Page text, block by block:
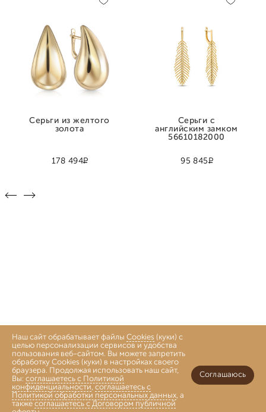
178 494Р
Серьги из желтого
золота
95 845Р
Серьги с
английским замком
56610182000
Наш сайт обрабатывает файлы Cookies (куки) с
целью персонализации сервисов и удобства
пользования веб-сайтом. Вы можете запретить
обработку Cookies (куки) в настройках своего
браузера. Продолжая использовать наш сайт,
Вы: соглашаетесь с Политикой
конфиденциальности, соглашаетесь с
Политикой обработки персональных данных, а
также соглашаетесь с Договором публичной
Соглашаюсь